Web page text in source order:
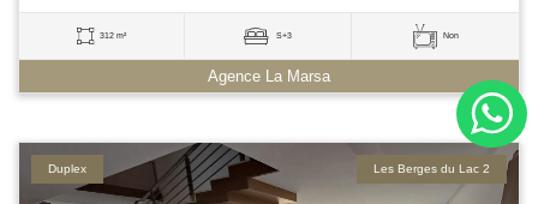
312 m² S+3 Non
Agence La Marsa
Les Berges du Lac 2
Duplex